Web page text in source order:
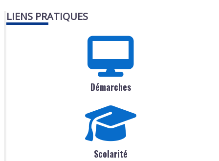
LIENS PRATIQUES
Démarches
Scolarité